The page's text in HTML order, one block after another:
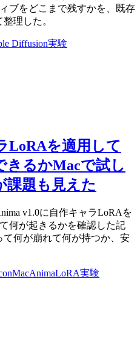
ブをどこまで残すかを、既存
理した。
Diffusion実験
LoRAを適用して
きるかMacで試し
課題も見えた
v1.0に自作キャラLoRAを
何が起きるかを確認した記
て何が崩れて何が持つか、安
MacAnimaLoRA実験